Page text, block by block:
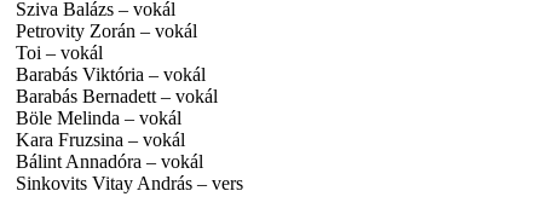
Sziva Balázs – vokál
Petrovity Zorán – vokál
Toi – vokál
Barabás Viktória – vokál
Barabás Bernadett – vokál
Böle Melinda – vokál
Kara Fruzsina – vokál
Bálint Annadóra – vokál
Sinkovits Vitay András – vers